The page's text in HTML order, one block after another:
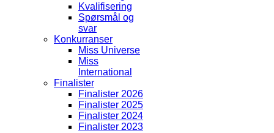
Kvalifisering
Spørsmål og
svar
Konkurranser
Miss Universe
Miss
International
Finalister
Finalister 2026
Finalister 2025
Finalister 2024
Finalister 2023